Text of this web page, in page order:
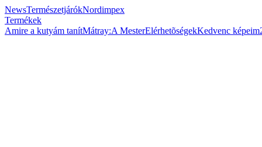
NewsTermészetjárókNordimpex
Termékek
Amire a kutyám tanítMátray:A MesterElérhetõségekKedvenc képeim